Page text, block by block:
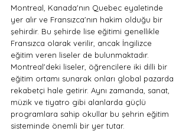
Montreal, Kanada'nın Quebec eyaletinde
yer alır ve Fransızca'nın hakim olduğu bir
şehirdir. Bu şehirde lise eğitimi genellikle
Fransızca olarak verilir, ancak İngilizce
eğitim veren liseler de bulunmaktadır.
Montreal'deki liseler, öğrencilere iki dilli bir
eğitim ortamı sunarak onları global pazarda
rekabetçi hale getirir. Aynı zamanda, sanat,
müzik ve tiyatro gibi alanlarda güçlü
programlara sahip okullar bu şehrin eğitim
sisteminde önemli bir yer tutar.